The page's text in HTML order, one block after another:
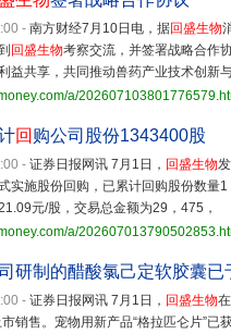
- 南方财经7月10日电，据回盛生物
回盛生物考察交流，并签署战略合作
益共享，共同推动兽药产业技术创新
a/
回 购公司股份1343400股
- 证券日报网讯 7月1日， 回盛生物
实施股份回购，已累计回购股份数
元/股，交易总金额为29，475，
a/
司研制的醋酸氯己定软胶囊
- 证券日报网讯 7月1日， 回盛生物
销售。宠物用新产品“格拉匹仑片”